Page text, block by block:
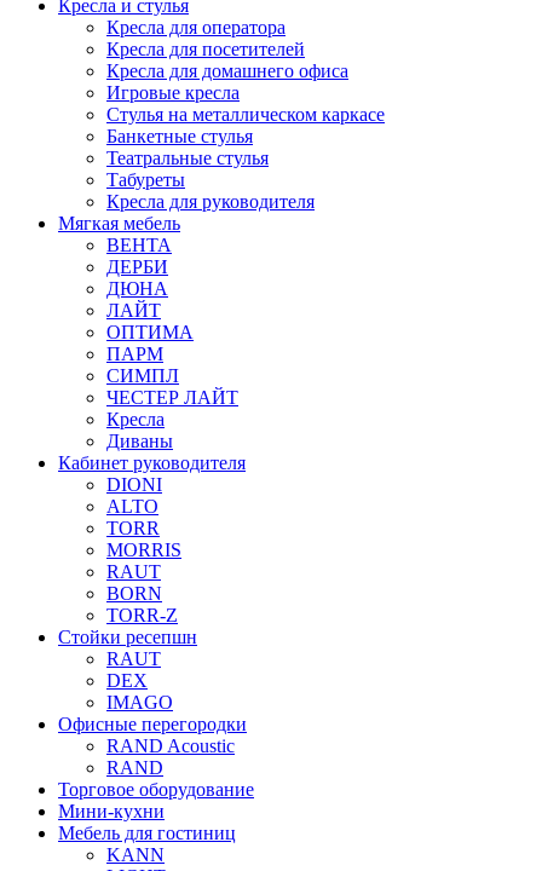
Кресла и стулья
Кресла для оператора
Кресла для посетителей
Кресла для домашнего офиса
Игровые кресла
Стулья на металлическом каркасе
Банкетные стулья
Театральные стулья
Табуреты
Кресла для руководителя
Мягкая мебель
ВЕНТА
ДЕРБИ
ДЮНА
ЛАЙТ
ОПТИМА
ПАРМ
СИМПЛ
ЧЕСТЕР ЛАЙТ
Кресла
Диваны
Кабинет руководителя
DIONI
ALTO
TORR
MORRIS
RAUT
BORN
TORR-Z
Стойки ресепшн
RAUT
DEX
IMAGO
Офисные перегородки
RAND Acoustic
RAND
Торговое оборудование
Мини-кухни
Мебель для гостиниц
KANN